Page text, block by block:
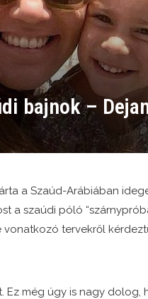
bajnok –
a Szaúd-Arábiában
a szaúdi póló
vonatkozó tervekről
Ez még úgy is nagy